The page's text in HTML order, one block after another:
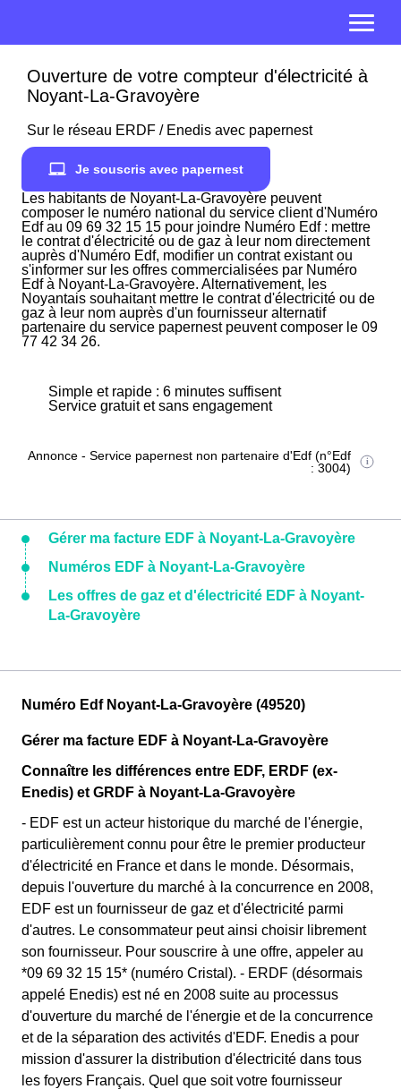
Ouverture de votre compteur d'électricité à
Noyant-La-Gravoyère
Sur le réseau ERDF / Enedis avec papernest
Je souscris avec papernest
Les habitants de Noyant-La-Gravoyère peuvent
composer le numéro national du service client d'Numéro
Edf au 09 69 32 15 15 pour joindre Numéro Edf : mettre
le contrat d'électricité ou de gaz à leur nom directement
auprès d'Numéro Edf, modifier un contrat existant ou
s'informer sur les offres commercialisées par Numéro
Edf à Noyant-La-Gravoyère. Alternativement, les
Noyantais souhaitant mettre le contrat d'électricité ou de
gaz à leur nom auprès d'un fournisseur alternatif
partenaire du service papernest peuvent composer le 09
77 42 34 26.
Simple et rapide : 6 minutes suffisent
Service gratuit et sans engagement
Annonce - Service papernest non partenaire d'Edf (n°Edf
: 3004)
Gérer ma facture EDF à Noyant-La-Gravoyère
Numéros EDF à Noyant-La-Gravoyère
Les offres de gaz et d'électricité EDF à Noyant-
La-Gravoyère
Numéro Edf Noyant-La-Gravoyère (49520)
Gérer ma facture EDF à Noyant-La-Gravoyère
Connaître les différences entre EDF, ERDF (ex-
Enedis) et GRDF à Noyant-La-Gravoyère
- EDF est un acteur historique du marché de l'énergie,
particulièrement connu pour être le premier producteur
d'électricité en France et dans le monde. Désormais,
depuis l'ouverture du marché à la concurrence en 2008,
EDF est un fournisseur de gaz et d'électricité parmi
d'autres. Le consommateur peut ainsi choisir librement
son fournisseur. Pour souscrire à une offre, appeler au
*09 69 32 15 15* (numéro Cristal). - ERDF (désormais
appelé Enedis) est né en 2008 suite au processus
d'ouverture du marché de l'énergie et de la concurrence
et de la séparation des activités d'EDF. Enedis a pour
mission d'assurer la distribution d'électricité dans tous
les foyers Français. Quel que soit votre fournisseur